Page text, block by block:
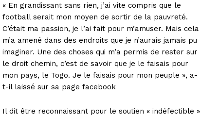
« En grandissant sans rien, j’ai vite compris que le
football serait mon moyen de sortir de la pauvreté.
C’était ma passion, je l’ai fait pour m’amuser. Mais cela
m’a amené dans des endroits que je n’aurais jamais pu
imaginer. Une des choses qui m’a permis de rester sur
le droit chemin, c’est de savoir que je le faisais pour
mon pays, le Togo. Je le faisais pour mon peuple », a-
t-il laissé sur sa page facebook
Il dit être reconnaissant pour le soutien « indéfectible »